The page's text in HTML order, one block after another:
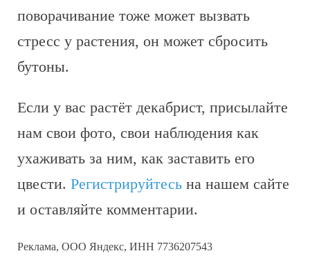
поворачивание тоже может вызвать
стресс у растения, он может сбросить
бутоны.
Если у вас растёт декабрист, присылайте
нам свои фото, свои наблюдения как
ухаживать за ним, как заставить его
цвести. Регистрируйтесь на нашем сайте
и оставляйте комментарии.
Реклама, ООО Яндекс, ИНН 7736207543